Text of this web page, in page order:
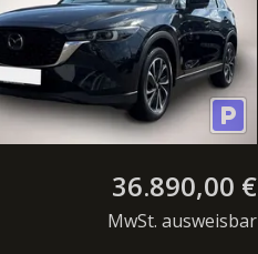
Line
36.890,00 €
MwSt. ausweisbar